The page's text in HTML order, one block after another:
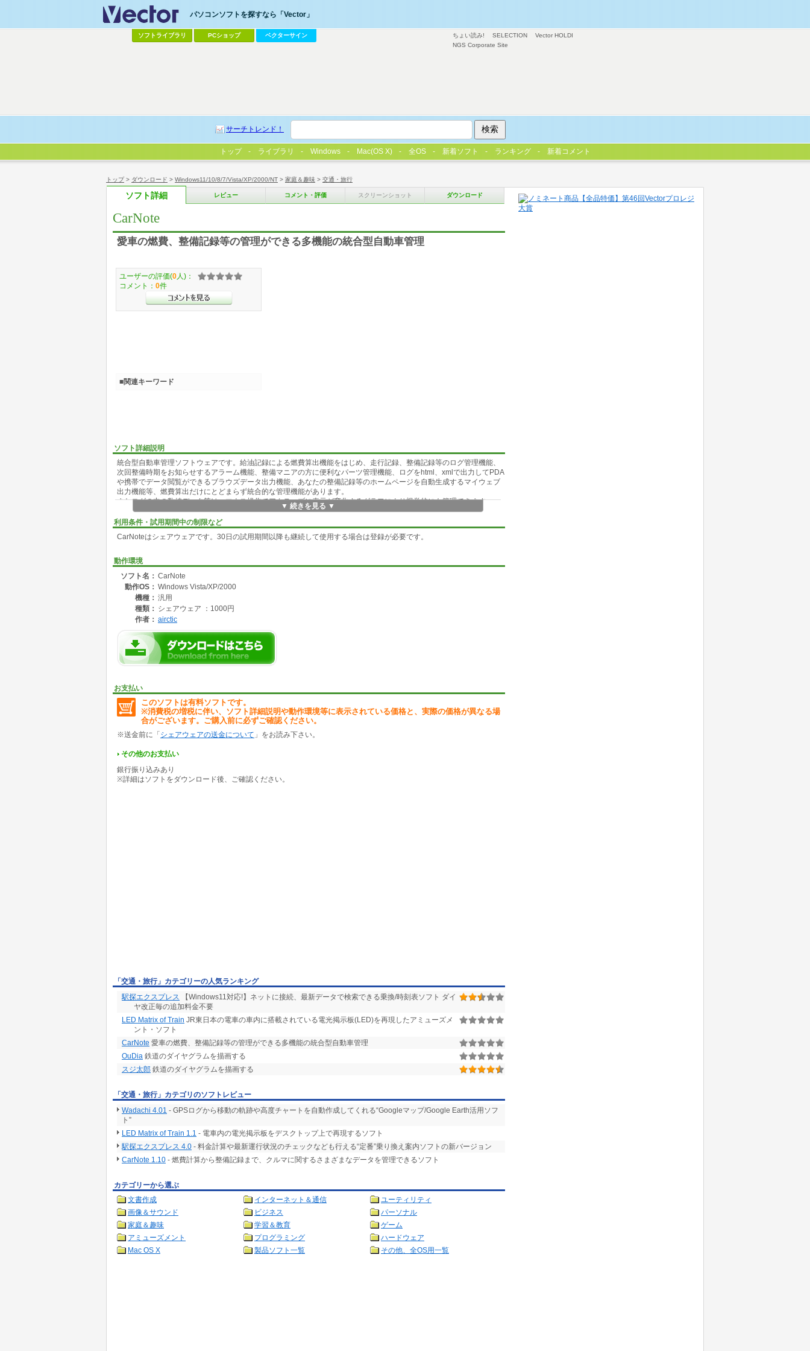
トップ> ダウンロード > Windows11/10/8/7/Vista/XP/2000/NT > 家庭＆趣味 > 交通・旅行
ソフト詳細 レビュー コメント・評価 スクリーンショット ダウンロード
CarNote
愛車の燃費、整備記録等の管理ができる多機能の統合型自動車管理
ソフト詳細説明
統合型自動車管理ソフトウェアです。給油記録による燃費算出機能をはじめ、走行記録、整備記録等のログ管理機能、
次回整備時期をお知らせするアラーム機能、整備マニアの方に便利なパーツ管理機能、ログをhtml、xmlで出力してPDA
や携帯でデータ閲覧ができるブラウズデータ出力機能、あなたの整備記録等のホームページを自動生成するマイウェブ
出力機能等、燃費算出だけにとどまらず統合的な管理機能があります。
またログの中の数値データ等は、マウス操作でアクティブに表示が変化するグラフにより視覚的にも管理できます。
▼ 続きを見る ▼
利用条件・試用期間中の制限など
CarNoteはシェアウェアです。30日の試用期間以降も継続して使用する場合は登録が必要です。
動作環境
ソフト名： CarNote
動作OS： Windows Vista/XP/2000
機種： 汎用
種類： シェアウェア ：1000円
作者： airctic
お支払い
このソフトは有料ソフトです。
※消費税の増税に伴い、ソフト詳細説明や動作環境等に表示されている価格と、実際の価格が異なる場
合がございます。ご購入前に必ずご確認ください。
※送金前に「 シェアウェアの送金について 」をお読み下さい。
その他のお支払い
銀行振り込みあり
※詳細はソフトをダウンロード後、ご確認ください。
ユーザーの評価(0 人)：
コメント： 0件
■関連キーワード
「交通・旅行」カテゴリーの人気ランキング
駅探エクスプレス 【Windows11対応!】ネットに接続、最新データで検索できる乗換/時刻表ソフト ダイ
ヤ改正毎の追加料金不要
LED Matrix of Train JR東日本の電車の車内に搭載されている電光掲示板(LED)を再現したアミューズメ
ント・ソフト
CarNote 愛車の燃費、整備記録等の管理ができる多機能の統合型自動車管理
OuDia 鉄道のダイヤグラムを描画する
スジ太郎 鉄道のダイヤグラムを描画する
「交通・旅行」カテゴリのソフトレビュー
Wadachi 4.01 - GPSログから移動の軌跡や高度チャートを自動作成してくれる“Googleマップ/Google Earth活用ソフ
ト”
LED Matrix of Train 1.1 - 電車内の電光掲示板をデスクトップ上で再現するソフト
駅探エクスプレス 4.0 - 料金計算や最新運行状況のチェックなども行える“定番”乗り換え案内ソフトの新バージョン
CarNote 1.10 - 燃費計算から整備記録まで、クルマに関するさまざまなデータを管理できるソフト
カテゴリーから選ぶ
文書作成
インターネット＆通信
ユーティリティ
画像＆サウンド
ビジネス
パーソナル
家庭＆趣味
学習＆教育
ゲーム
アミューズメント
プログラミング
ハードウェア
Mac OS X
製品ソフト一覧 その他、全OS用一覧
ちょい読み! SELECTION
Vector HOLDI
NGS Corporate Site
パソコンソフトを探すなら「Vector」
ソフトライブラリ PCショップ ベクターサイン
サーチトレンド！
トップ ライブラリ Windows Mac(OS X) 全OS 新着ソフト ランキング 新着コメント